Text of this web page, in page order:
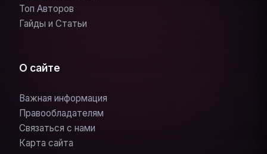
Топ Авторов
Гайды и Статьи
О сайте
Важная информация
Правообладателям
Связаться с нами
Карта сайта